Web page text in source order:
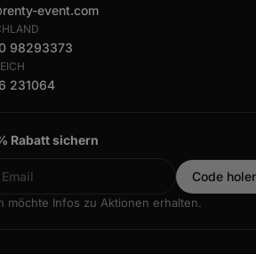
event.com
98293373
231064
Rabatt sichern
möchte Infos zu Aktionen erhalten.